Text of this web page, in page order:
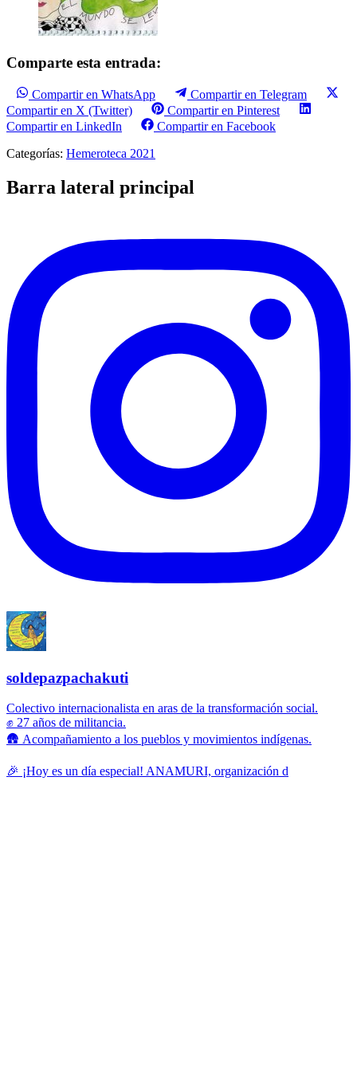
Comparte esta entrada:
Compartir en WhatsApp
Compartir en Telegram
Compartir en X (Twitter)
Compartir en Pinterest
Compartir en LinkedIn
Compartir en Facebook
Categorías: Hemeroteca 2021
Barra lateral principal
soldepazpachakuti
Colectivo internacionalista en aras de la transformación social.
✊ 27 años de militancia.
🛖 Acompañamiento a los pueblos y movimientos indígenas.
🎉 ¡Hoy es un día especial! ANAMURI, organización d